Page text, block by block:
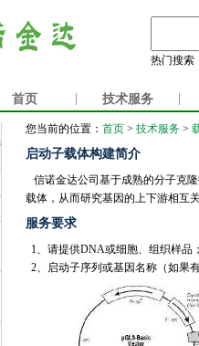
热门搜索
首页 技术服务
您当前的位置： 首页 > 技术服务 >
启动子载体构建简介
信诺金达公司基于成熟的分子克
载体，从而研究基因的上下游相互关
服务要求
1、请提供DNA或细胞、组织样品；
2、启动子序列或基因名称（如果